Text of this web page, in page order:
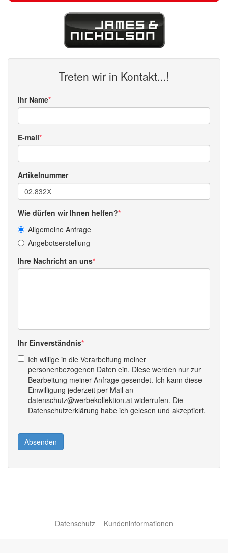
Treten wir in Kontakt...!
Ihr Name
E-mail
Artikelnummer
Wie dürfen wir Ihnen helfen?
Allgemeine Anfrage
Angebotserstellung
Ihre Nachricht an uns
Ihr Einverständnis
Ich willige in die Verarbeitung meiner
personenbezogenen Daten ein. Diese werden nur zur
Bearbeitung meiner Anfrage gesendet. Ich kann diese
Einwilligung jederzeit per Mail an
datenschutz@werbekollektion.at widerrufen. Die
Datenschutzerklärung habe ich gelesen und akzeptiert.
Absenden
Datenschutz Kundeninformationen